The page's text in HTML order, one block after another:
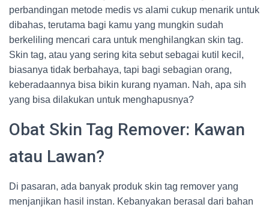
perbandingan metode medis vs alami cukup menarik untuk
dibahas, terutama bagi kamu yang mungkin sudah
berkeliling mencari cara untuk menghilangkan skin tag.
Skin tag, atau yang sering kita sebut sebagai kutil kecil,
biasanya tidak berbahaya, tapi bagi sebagian orang,
keberadaannya bisa bikin kurang nyaman. Nah, apa sih
yang bisa dilakukan untuk menghapusnya?
Obat Skin Tag Remover: Kawan
atau Lawan?
Di pasaran, ada banyak produk skin tag remover yang
menjanjikan hasil instan. Kebanyakan berasal dari bahan